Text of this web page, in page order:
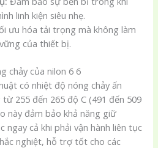
linh kiện siêu nhẹ.
ưu hóa tải trọng mà không làm
của thiết bị.
chảy của nilon 6 6
có nhiệt độ nóng chảy ấn
255 đến 265 độ C (491 đến 509
này đảm bảo khả năng giữ
ngay cả khi phải vận hành liên tục
nghiệt, hỗ trợ tốt cho các